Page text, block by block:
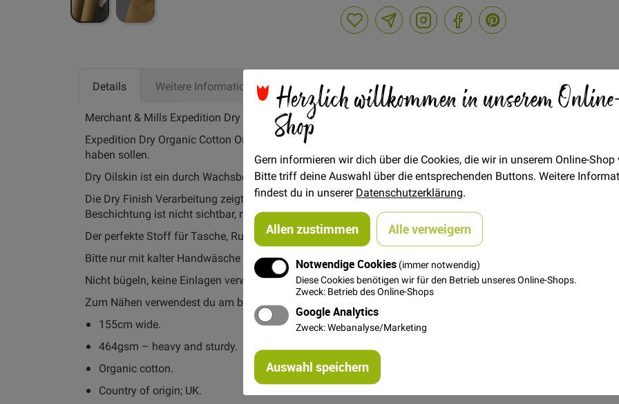
Herzlich willkommen in unserem
Shop
Gern informieren wir dich über die Cookies, die wir in unserem Online-Shop
Bitte triff deine Auswahl über die entsprechenden Buttons. Weitere
findest du in unsererDatenschutzerklärung.
Allen zustimmen Alle verweigern
Notwendige Cookies (immer notwendig)
Diese Cookies benötigen wir für den Betrieb unseres Online-Shops.
Zweck: Betrieb des Online-Shops
Google Analytics
Zweck: Webanalyse/Marketing
Auswahl speichern
Bildgalerie
Details
Merchant & Mills Expedition Dry Organic Cotton Oilskin - Feinste Bio Qualität aus Großbritannien.
Expedition Dry Organic Cotton Oilskin ist sehr schwer und grob, perfect für Taschen die Stand und Canvas
haben sollen.
Dry Oilskin ist ein durch Wachsbehandlung wasserabweisender Canvas und ist sehr hochwertig verarbeitet.
Die Dry Finish Verarbeitung zeigt sich durch den matten, edlen Glanz und den geschmeidigen Griff. Die
Beschichtung ist nicht sichtbar, natürlich und vegan.
Der perfekte Stoff für Tasche, Rucksäcke und Jacken.
Bitte nur mit kalter Handwäsche waschen!
Nicht bügeln, keine Einlagen verwenden.
Zum Nähen verwendest du am besten die dickste Jeansnadel.
155cm wide.
464gsm – heavy and sturdy.
Organic cotton.
Country of origin; UK.
Weitere Informationen